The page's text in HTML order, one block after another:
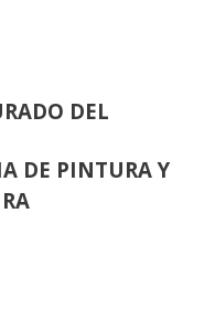
DEL
DE PINTURA Y